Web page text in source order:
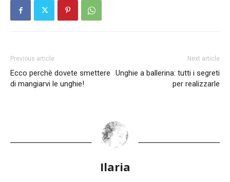
Previous article
Ecco perchè dovete smettere
di mangiarvi le unghie!
Next article
Unghie a ballerina: tutti i segreti
per realizzarle
Ilaria